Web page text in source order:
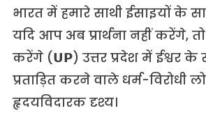
भारत में हमारे साथी ईसाइयों के
यदि आप अब प्रार्थना नहीं करेंगे, तो
करेंगे (𝗨𝗣) उत्तर प्रदेश में ईश्वर
प्रताड़ित करने वाले धर्म-विरोधी
हृदयविदारक दृश्य।